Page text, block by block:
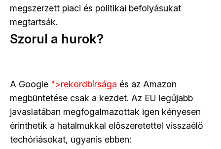
megszerzett piaci és politikai befolyásukat
megtartsák.
Szorul a hurok?
A Google ">rekordbírsága és az Amazon
megbüntetése csak a kezdet. Az EU legújabb
javaslatában megfogalmazottak igen kényesen
érinthetik a hatalmukkal előszeretettel visszaélő
techóriásokat, ugyanis ebben: